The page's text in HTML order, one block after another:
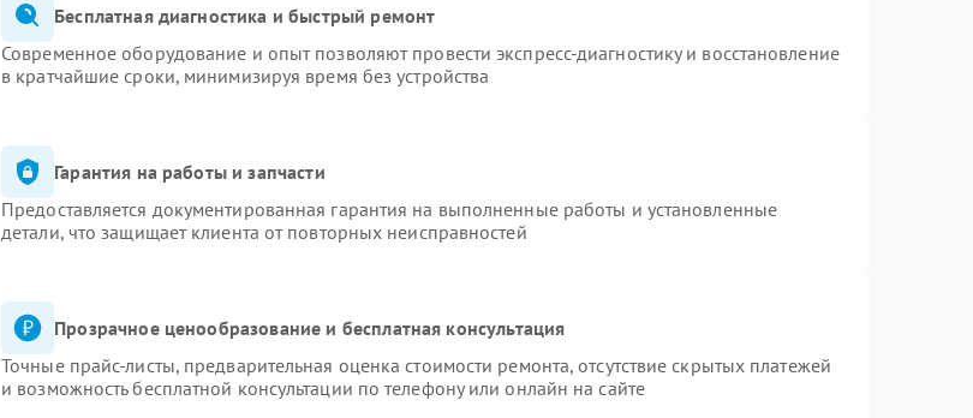
Бесплатная диагностика и быстрый ремонт
Современное оборудование и опыт позволяют провести экспресс-диагностику и восстановление
в кратчайшие сроки, минимизируя время без устройства
Гарантия на работы и запчасти
Предоставляется документированная гарантия на выполненные работы и установленные
детали, что защищает клиента от повторных неисправностей
Прозрачное ценообразование и бесплатная консультация
Точные прайс-листы, предварительная оценка стоимости ремонта, отсутствие скрытых платежей
и возможность бесплатной консультации по телефону или онлайн на сайте